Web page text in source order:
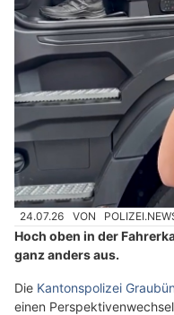
24.07.26 VON
Hoch oben in der
ganz anders aus.
Die Kantonspolizei
einen